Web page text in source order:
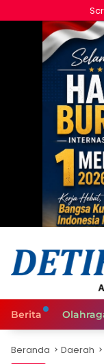
ke
Berita
Beranda Daerah